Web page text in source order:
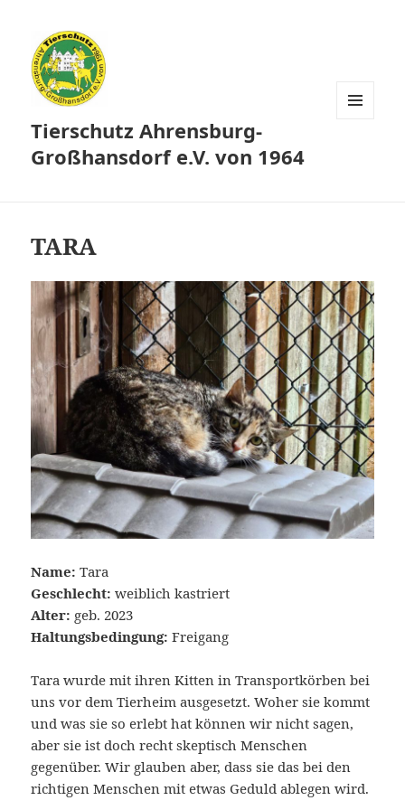
Tierschutz Ahrensburg-
Großhansdorf e.V. von 1964
TARA
Name: Tara
Geschlecht: weiblich kastriert
Alter: geb. 2023
Haltungsbedingung: Freigang
Tara wurde mit ihren Kitten in Transportkörben bei
uns vor dem Tierheim ausgesetzt. Woher sie kommt
und was sie so erlebt hat können wir nicht sagen,
aber sie ist doch recht skeptisch Menschen
gegenüber. Wir glauben aber, dass sie das bei den
richtigen Menschen mit etwas Geduld ablegen wird.